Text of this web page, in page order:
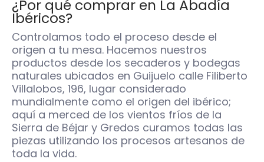
¿Por qué comprar en La Abadía
Ibéricos?
Controlamos todo el proceso desde el
origen a tu mesa. Hacemos nuestros
productos desde los secaderos y bodegas
naturales ubicados en Guijuelo calle Filiberto
Villalobos, 196, lugar considerado
mundialmente como el origen del ibérico;
aquí a merced de los vientos fríos de la
Sierra de Béjar y Gredos curamos todas las
piezas utilizando los procesos artesanos de
toda la vida.